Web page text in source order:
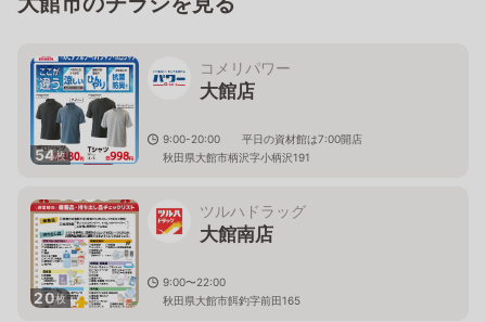
54枚
コメリパワー
大館店
9:00-20:00 平日の資材館は7:00開店
秋田県大館市柄沢字小柄沢191
20枚
ツルハドラッグ
大館南店
9:00〜22:00
秋田県大館市餌釣字前田165